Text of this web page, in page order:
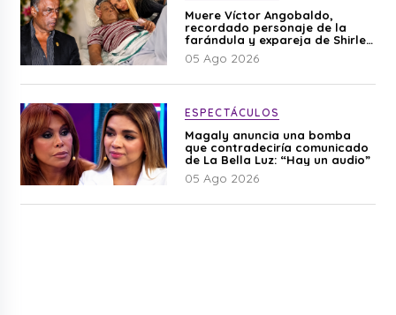
Muere Víctor Angobaldo,
recordado personaje de la
farándula y expareja de Shirley
Cherres
05 Ago 2026
ESPECTÁCULOS
Magaly anuncia una bomba
que contradeciría comunicado
de La Bella Luz: “Hay un audio”
05 Ago 2026